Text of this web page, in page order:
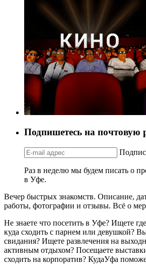
Подпишетесь на почтовую
Раз в неделю мы будем писать о
в Уфе.
Вечер быстрых знакомств. Описание,
работы, фотографии и отзывы. Всё о
Не знаете что посетить в Уфе? Ищете
куда сходить с парнем или девушкой?
свидания? Ищете развлечения на
активным отдыхом? Посещаете
сходить на корпоратив? КудаУфа